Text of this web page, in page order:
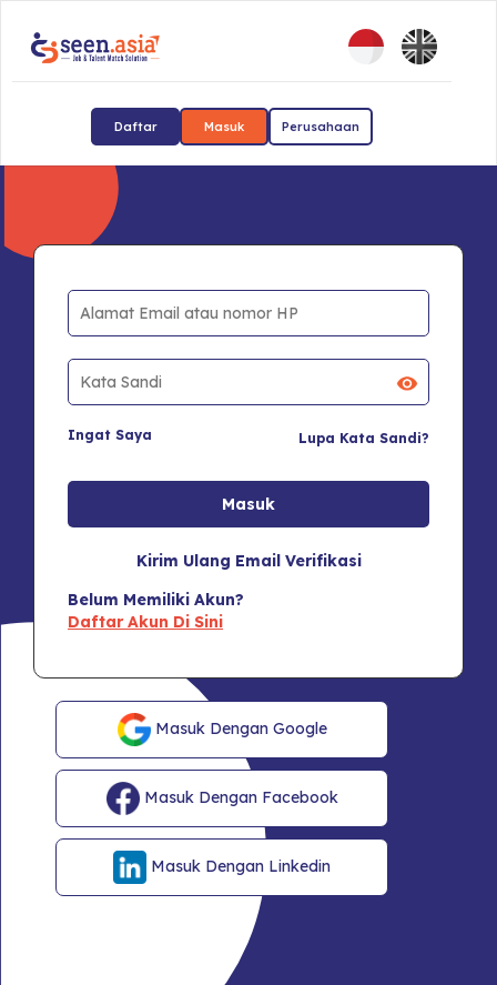
Daftar Masuk Perusahaan
Ingat Saya Lupa Kata Sandi?
Kirim Ulang Email Verifikasi
Belum Memiliki Akun?
Daftar Akun Di Sini
Masuk Dengan Google
Masuk Dengan Facebook
Masuk Dengan Linkedin